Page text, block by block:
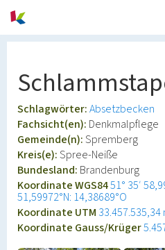
Schlagwörter:Absetzbecken
Fachsicht(en): Denkmalpflege
Gemeinde(n):Spremberg
Kreis(e):Spree-Neiße
Bundesland: Brandenburg
Koordinate WGS8451° 35′
51,59972°N: 14,38689°O
Koordinate UTM 33.457.535,34
Koordinate Gauss/Krüger